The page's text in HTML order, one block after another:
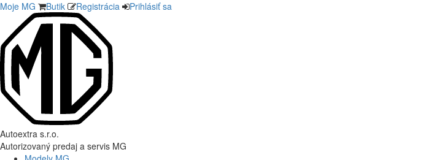
Moje MG Butik Registrácia Prihlásiť sa
Autoextra s.r.o.
Autorizovaný predaj a servis MG